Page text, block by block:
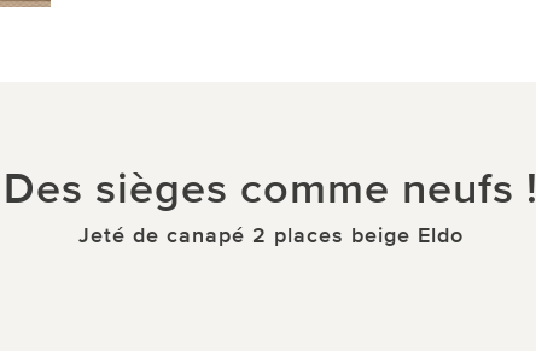
Des sièges comme neufs !
Jeté de canapé 2 places beige Eldo